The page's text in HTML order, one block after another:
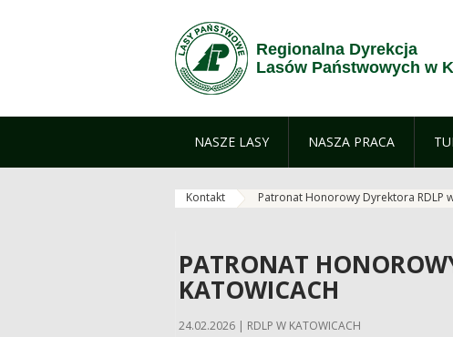
Regionalna Dyrekcja
Lasów Państwowych w
NASZE LASY NASZA PRACA
Kontakt Patronat Honorowy Dyrektora RDLP
PATRONAT
KATOWICACH
24.02.2026 | RDLP W KATOWICACH